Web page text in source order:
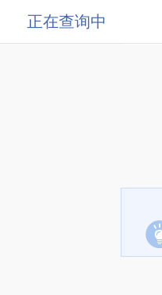
正在查询中